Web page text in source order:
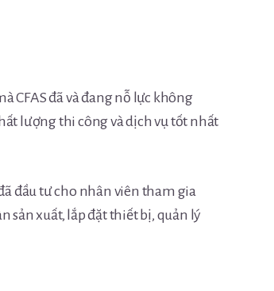
CFAS đã và đang nỗ lực không
lượng thi công và dịch vụ tốt nhất
đầu tư cho nhân viên tham gia
sản xuất, lắp đặt thiết bị, quản lý